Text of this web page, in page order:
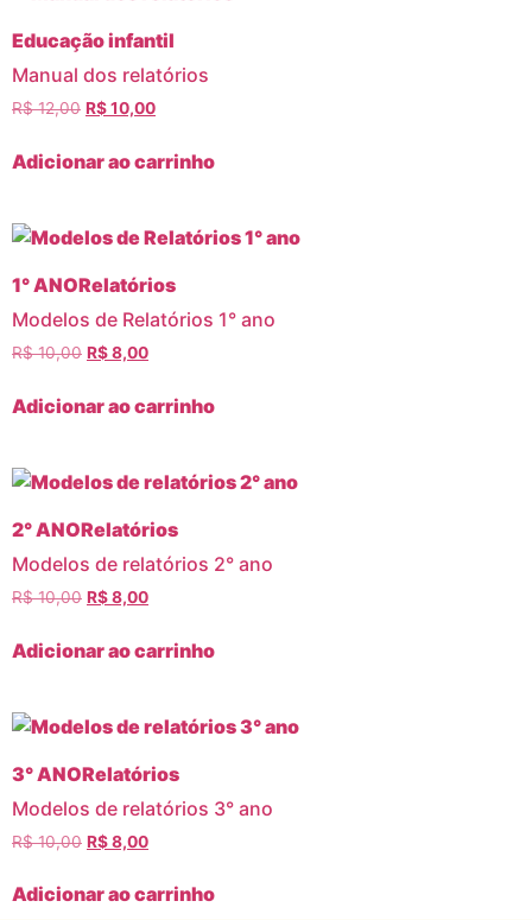
Educação infantil
Manual dos relatórios
R$12,00 R$10,00
Adicionar ao carrinho
1° ANORelatórios
Modelos de Relatórios 1° ano
R$10,00 R$8,00
Adicionar ao carrinho
2° ANORelatórios
Modelos de relatórios 2° ano
R$10,00 R$8,00
Adicionar ao carrinho
3° ANORelatórios
Modelos de relatórios 3° ano
R$10,00 R$8,00
Adicionar ao carrinho